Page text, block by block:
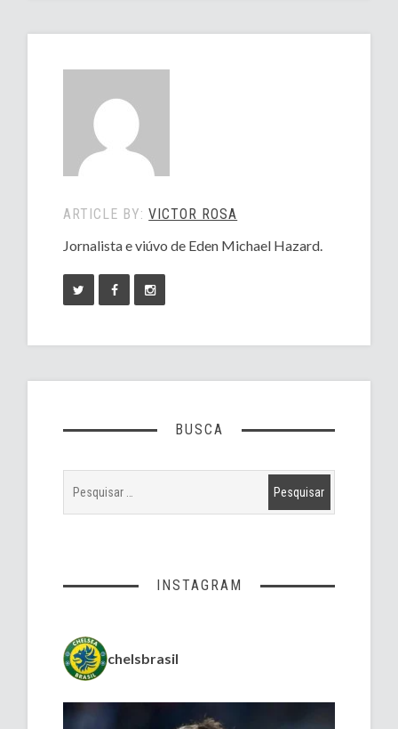
ARTICLE BY:VICTOR ROSA
Jornalista e viúvo de Eden Michael Hazard.
BUSCA
INSTAGRAM
chelsbrasil